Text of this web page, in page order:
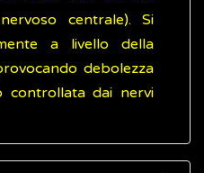
centrale). Si
a livello della
debolezza
controllata dai nervi